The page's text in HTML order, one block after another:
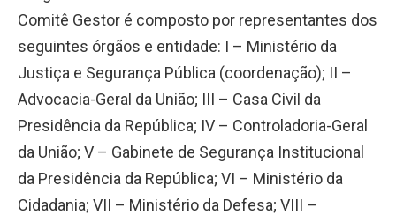
Comitê Gestor é composto por representantes dos
seguintes órgãos e entidade: I – Ministério da
Justiça e Segurança Pública (coordenação); II –
Advocacia-Geral da União; III – Casa Civil da
Presidência da República; IV – Controladoria-Geral
da União; V – Gabinete de Segurança Institucional
da Presidência da República; VI – Ministério da
Cidadania; VII – Ministério da Defesa; VIII –